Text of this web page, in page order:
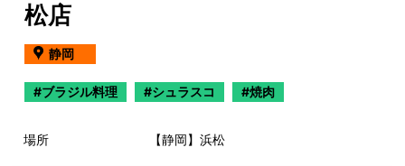
松店
静岡
ブラジル料理 シュラスコ 焼肉
場所 【静岡】浜松